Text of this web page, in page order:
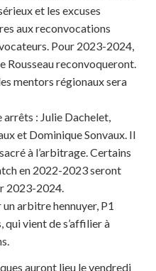
et les excuses
aux reconvocations
Pour 2023-2024,
Rousseau reconvoqueront.
mentors régionaux sera
: Julie Dachelet,
et Dominique Sonvaux. Il
à l’arbitrage. Certains
en 2022-2023 seront
2023-2024.
arbitre hennuyer, P1
qui vient de s’affilier à
auront lieu le vendredi